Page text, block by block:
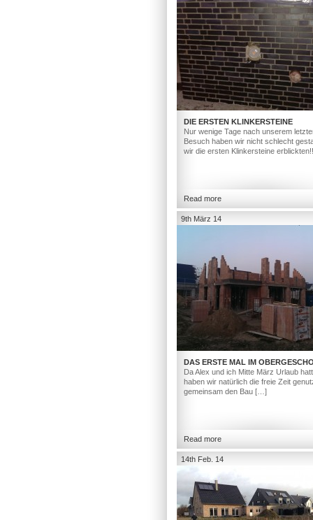
DIE ERSTEN KLINKERSTEINE
Nur wenige Tage nach unserem
Besuch haben wir nicht schlecht
wir die ersten Klinkersteine
Read more
9th März 14
DAS ERSTE MAL IM
Da Alex und ich Mitte März Urlaub
haben wir natürlich die freie Zeit
gemeinsam den Bau […]
Read more
14th Feb. 14